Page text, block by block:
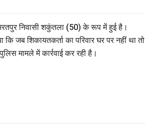
निवासी शकुंतला (50) के रूप में हुई है।
जब शिकायतकर्ता का परिवार घर पर नहीं था तो
मामले में कार्रवाई कर रही है।